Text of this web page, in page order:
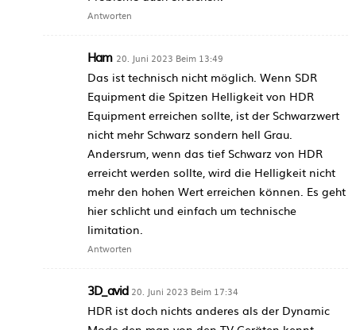
Antworten
Ham 20. Juni 2023 Beim 13:49
Das ist technisch nicht möglich. Wenn SDR
Equipment die Spitzen Helligkeit von HDR
Equipment erreichen sollte, ist der Schwarzwert
nicht mehr Schwarz sondern hell Grau.
Andersrum, wenn das tief Schwarz von HDR
erreicht werden sollte, wird die Helligkeit nicht
mehr den hohen Wert erreichen können. Es geht
hier schlicht und einfach um technische
limitation.
Antworten
3D_avid 20. Juni 2023 Beim 17:34
HDR ist doch nichts anderes als der Dynamic